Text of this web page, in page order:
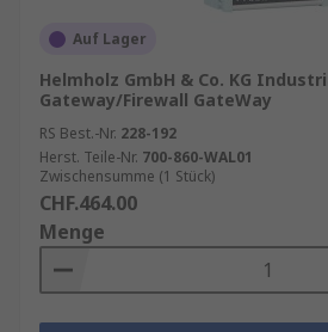
Auf Lager
Helmholz GmbH & Co. KG
Gateway/Firewall GateWay
RS Best.-Nr. 228-192
Herst. Teile-Nr. 700-860-WAL01
Zwischensumme (1 Stück)
CHF.464.00
Menge